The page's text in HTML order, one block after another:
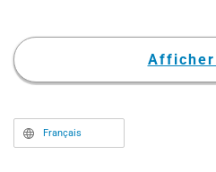
Serizawa et Shizuka Ishigami
rejoindraient le casting.
Français